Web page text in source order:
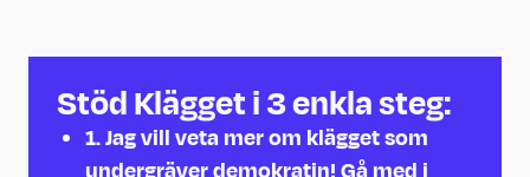
Stöd Klägget i 3 enkla steg:
1.Jag vill veta mer om klägget som
undergräver demokratin! Gå med i